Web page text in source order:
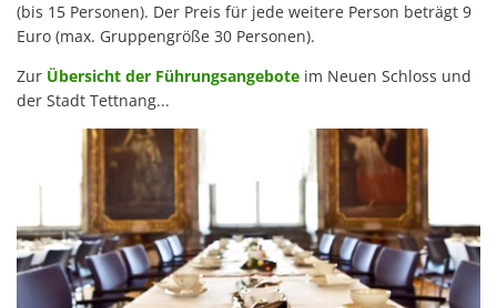
(bis 15 Personen). Der Preis für jede weitere Person beträgt 9
Euro (max. Gruppengröße 30 Personen).
Zur Übersicht der Führungsangebote im Neuen Schloss und
der Stadt Tettnang...